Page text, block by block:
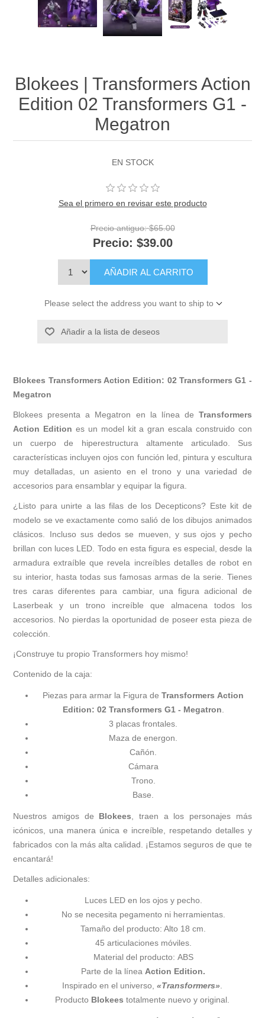
Blokees | Transformers Action
Edition 02 Transformers G1 -
Megatron
EN STOCK
Sea el primero en revisar este producto
Precio antiguo: $65.00
Precio: $39.00
AÑADIR AL CARRITO
Please select the address you want to ship to
Añadir a la lista de deseos
Blokees Transformers Action Edition: 02 Transformers G1 -
Megatron
Blokees presenta a Megatron en la línea de Transformers
Action Edition es un model kit a gran escala construido con
un cuerpo de hiperestructura altamente articulado. Sus
características incluyen ojos con función led, pintura y escultura
muy detalladas, un asiento en el trono y una variedad de
accesorios para ensamblar y equipar la figura.
¿Listo para unirte a las filas de los Decepticons? Este kit de
modelo se ve exactamente como salió de los dibujos animados
clásicos. Incluso sus dedos se mueven, y sus ojos y pecho
brillan con luces LED. Todo en esta figura es especial, desde la
armadura extraíble que revela increíbles detalles de robot en
su interior, hasta todas sus famosas armas de la serie. Tienes
tres caras diferentes para cambiar, una figura adicional de
Laserbeak y un trono increíble que almacena todos los
accesorios. No pierdas la oportunidad de poseer esta pieza de
colección.
¡Construye tu propio Transformers hoy mismo!
Contenido de la caja:
Piezas para armar la Figura de Transformers Action
Edition: 02 Transformers G1 - Megatron
3 placas frontales.
Maza de energon.
Cañón.
Cámara
Trono.
Base.
Nuestros amigos de Blokees , traen a los personajes más
icónicos, una manera única e increíble, respetando detalles y
fabricados con la más alta calidad. ¡Estamos seguros de que te
encantará!
Detalles adicionales:
Luces LED en los ojos y pecho.
No se necesita pegamento ni herramientas.
Tamaño del producto: Alto 18 cm.
45 articulaciones móviles.
Material del producto: ABS
Parte de la línea Action Edition.
Inspirado en el universo, «Transformers».
Producto Blokees totalmente nuevo y original.